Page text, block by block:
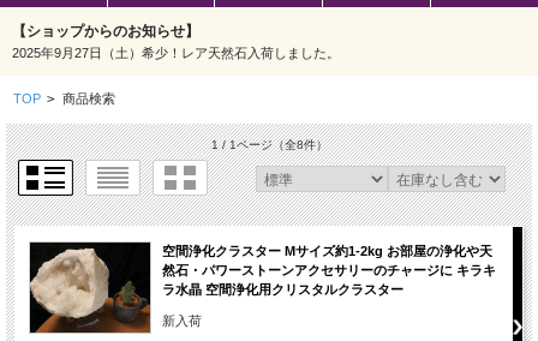
【ショップからのお知らせ】
2025年9月27日（土）希少！レア天然石入荷しました。
TOP > 商品検索
1 / 1ページ（全8件）
空間浄化クラスター Mサイズ約1-2kg お部屋の浄化や天
然石・パワーストーンアクセサリーのチャージに キラキ
ラ水晶 空間浄化用クリスタルクラスター
新入荷